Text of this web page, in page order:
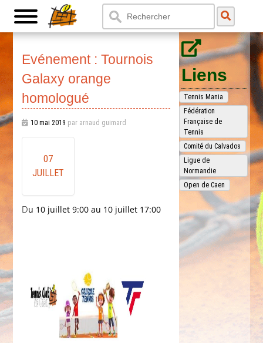
Evénement : Tournois
Galaxy orange
homologué
10 mai 2019 par arnaud guimard
07
JUILLET
Du 10 juillet 9:00 au 10 juillet 17:00
Liens
Tennis Mania
Fédération
Française de
Tennis
Comité du Calvados
Ligue de
Normandie
Open de Caen